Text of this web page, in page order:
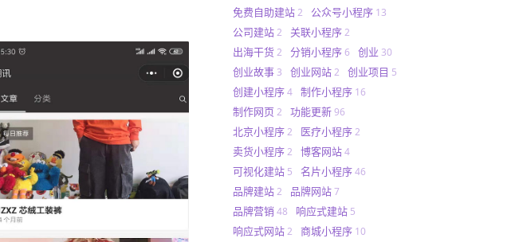
免费自助建站 2 公众号小程序 13
公司建站 2 关联小程序 2
出海干货 2 分销小程序 6 创业 30
创业故事 3 创业网站 2 创业项目 5
创建小程序 4 制作小程序 16
制作网页 2 功能更新 96
北京小程序 2 医疗小程序 2
卖货小程序 2 博客网站 4
可视化建站 5 名片小程序 46
品牌建站 2 品牌网站 7
品牌营销 48 响应式建站 5
响应式网站 2 商城小程序 10